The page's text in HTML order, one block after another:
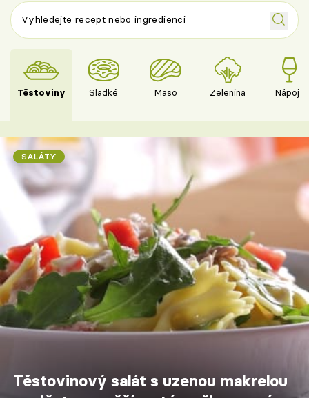
Těstoviny Sladké Maso Zelenina Nápoje
SALÁTY
Těstovinový salát s uzenou makrelou